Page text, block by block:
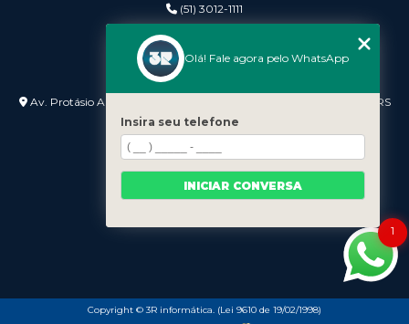
(51) 3012-1111
Endereço
Av. Protásio Alves nº 3240 Lojas 7 e 8 - Petrópolis - Porto Alegre - RS
- 90410-007
Copyright © 3R informática. (Lei 9610 de 19/02/1998)
1
Olá! Fale agora pelo WhatsApp
Insira seu telefone
INICIAR CONVERSA